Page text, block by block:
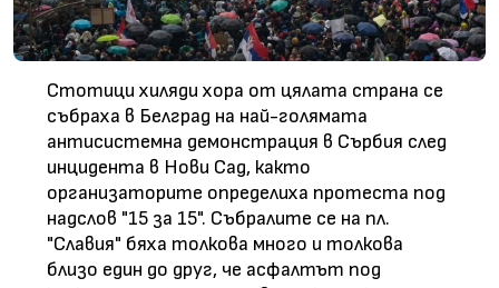
Стотици хиляди хора от цялата страна се
събраха в Белград на най-голямата
антисистемна демонстрация в Сърбия след
инцидента в Нови Сад, както
организаторите определиха протеста под
надслов "15 за 15". Събралите се на пл.
"Славия" бяха толкова много и толкова
близо един до друг, че асфалтът под